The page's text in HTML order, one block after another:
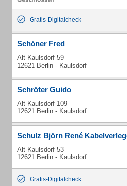
Gratis-Digitalcheck
Schöner Fred
Alt-Kaulsdorf 59
12621 Berlin - Kaulsdorf
Schröter Guido
Alt-Kaulsdorf 109
12621 Berlin - Kaulsdorf
Schulz Björn René
Alt-Kaulsdorf 53
12621 Berlin - Kaulsdorf
Gratis-Digitalcheck